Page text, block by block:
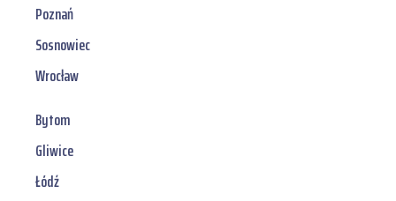
Poznań
Sosnowiec
Wrocław
Bytom
Gliwice
Łódź